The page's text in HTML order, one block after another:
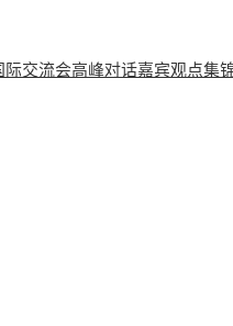
交流会高峰对话嘉宾观点集